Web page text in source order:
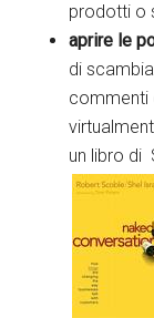
prodotti o
aprire le
di
commenti
un libro di